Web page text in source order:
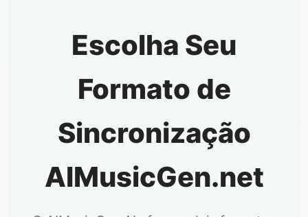
Escolha Seu
Formato de
Sincronização
AIMusicGen.net